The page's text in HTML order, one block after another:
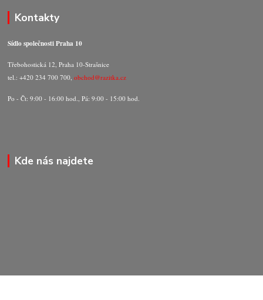
Kontakty
Sídlo společnosti Praha 10
Třebohostická 12, Praha 10-Strašnice
tel.: +420 234 700 700,obchod@razitka.cz
Po - Čt: 9:00 - 16:00 hod., Pá: 9:00 - 15:00 hod.
Kde nás najdete